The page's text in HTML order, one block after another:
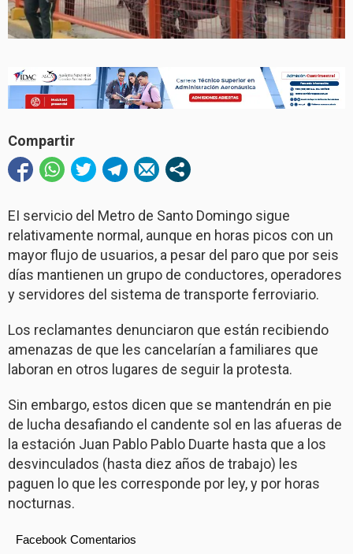
Compartir
EI servicio del Metro de Santo Domingo sigue
relativamente normal, aunque en horas picos con un
mayor flujo de usuarios, a pesar del paro que por seis
días mantienen un grupo de conductores, operadores
y servidores del sistema de transporte ferroviario.
Los reclamantes denunciaron que están recibiendo
amenazas de que les cancelarían a familiares que
laboran en otros lugares de seguir la protesta.
Sin embargo, estos dicen que se mantendrán en pie
de lucha desafiando el candente sol en las afueras de
la estación Juan Pablo Pablo Duarte hasta que a los
desvinculados (hasta diez años de trabajo) les
paguen lo que les corresponde por ley, y por horas
nocturnas.
Facebook Comentarios